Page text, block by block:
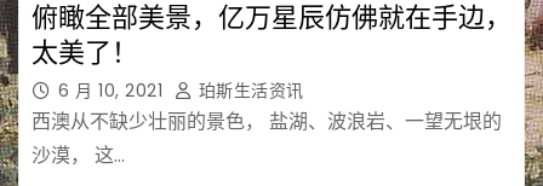
俯瞰全部美景，亿万星辰仿佛就在手边，
太美了！
6 月 10, 2021 珀斯生活资讯
西澳从不缺少壮丽的景色， 盐湖、波浪岩、一望无垠的
沙漠， 这…